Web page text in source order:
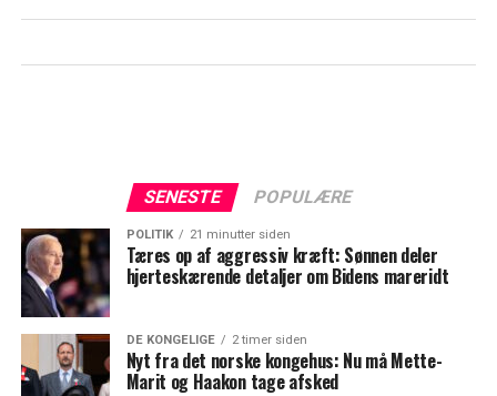
SENESTE POPULÆRE
POLITIK 21 minutter siden
Tæres op af aggressiv kræft: Sønnen deler
hjerteskærende detaljer om Bidens mareridt
DE KONGELIGE 2 timer siden
Nyt fra det norske kongehus: Nu må Mette-
Marit og Haakon tage afsked